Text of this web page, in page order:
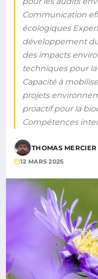
Communication
écologiques
développement
des impacts
techniques pour
Capacité à
projets
proactif pour la
Compétences
THOMAS MERCIER
12 MARS 2025